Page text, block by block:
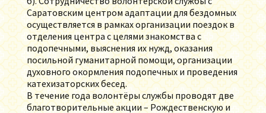
Саратовским центром адаптации для бездомных
осуществляется в рамках организации поездок в
отделения центра с целями знакомства с
подопечными, выяснения их нужд, оказания
посильной гуманитарной помощи, организации
духовного окормления подопечных и проведения
катехизаторских бесед.
В течение года волонтёры службы проводят две
благотворительные акции – Рождественскую и